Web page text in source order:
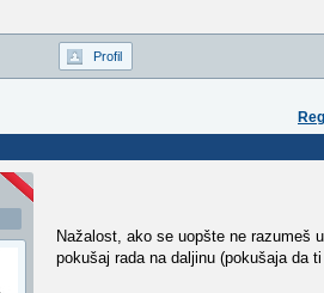
Profil
Nažalost, ako se uopšte ne razumeš
pokušaj rada na daljinu (pokušaja da